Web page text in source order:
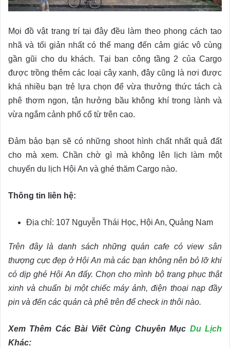
Mọi đồ vật trang trí tại đây đều làm theo phong cách tao
nhã và tối giản nhất có thể mang đến cảm giác vô cùng
gần gũi cho du khách. Tại ban công tầng 2 của Cargo
được trồng thêm các loại cây xanh, đây cũng là nơi được
khá nhiều bạn trẻ lựa chọn để vừa thưởng thức tách cà
phê thơm ngon, tận hưởng bầu không khí trong lành và
vừa ngắm cảnh phố cổ từ trên cao.
Đảm bảo bạn sẽ có những shoot hình chất nhất quả đất
cho mà xem. Chần chờ gì mà không lên lịch làm một
chuyến du lịch Hội An và ghé thăm Cargo nào.
Thông tin liên hệ:
Địa chỉ: 107 Nguyễn Thái Học, Hội An, Quảng Nam
Trên đây là danh sách những quán cafe có view sân
thượng cực đẹp ở Hội An mà các bạn không nên bỏ lỡ khi
có dịp ghé Hội An đấy. Chọn cho mình bộ trang phục thật
xinh và chuẩn bị một chiếc máy ảnh, điện thoại nạp đầy
pin và đến các quán cà phê trên để check in thôi nào.
Xem Thêm Các Bài Viết Cùng Chuyên Mục Du Lịch
Khác: